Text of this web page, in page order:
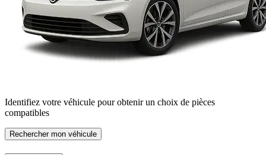
Identifiez votre véhicule pour obtenir un choix de pièces
compatibles
Rechercher mon véhicule